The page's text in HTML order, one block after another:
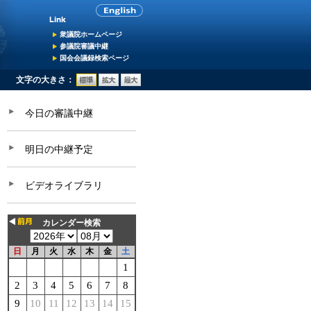
衆議院ホームページ
参議院審議中継
国会会議録検索ページ
文字の大きさ：
今日の審議中継
明日の中継予定
ビデオライブラリ
カレンダー検索
日 月 火 水 木 金 土
1
2
3 4 5 6 7
8
9
10 11 12 13 14
15